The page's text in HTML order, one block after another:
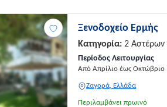
Ξενοδοχείο Ερμής
Κατηγορία: 2 Αστέρων
Περίοδος Λειτουργίας
Από Απρίλιο έως Οκτώβριο
Ζαγορά, Ελλάδα
Περιλαμβάνει πρωινό